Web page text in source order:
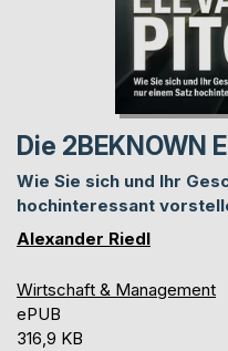
Die 2BEKNOWN
Wie Sie sich und Ihr
hochinteressant
Alexander Riedl
Wirtschaft & Management
ePUB
316,9 KB